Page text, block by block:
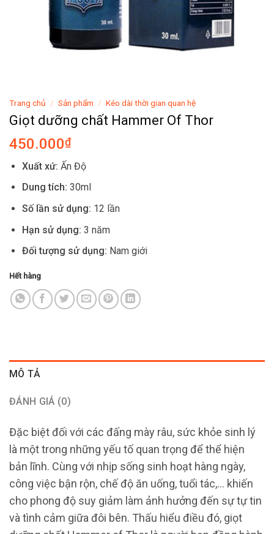
Trang chủ / Sản phẩm / Kéo dài thời gian quan hệ
Giọt dưỡng chất Hammer Of Thor
450.000₫
Xuất xứ: Ấn Độ
Dung tích: 30ml
Số lần sử dụng: 12 lần
Hạn sử dụng: 3 năm
Đối tượng sử dụng: Nam giới
Hết hàng
MÔ TẢ
ĐÁNH GIÁ (0)
Đặc biệt đối với các đấng mày râu, sức khỏe sinh lý
là một trong những yếu tố quan trọng để thể hiện
bản lĩnh. Cùng với nhịp sống sinh hoạt hàng ngày,
công việc bận rộn, chế độ ăn uống, tuổi tác,… khiến
cho phong độ suy giảm làm ảnh hưởng đến sự tự tin
và tình cảm giữa đôi bên. Thấu hiểu điều đó, giọt